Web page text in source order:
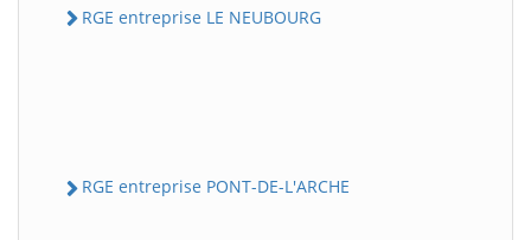
RGE entreprise LE NEUBOURG
RGE entreprise PONT-DE-L'ARCHE